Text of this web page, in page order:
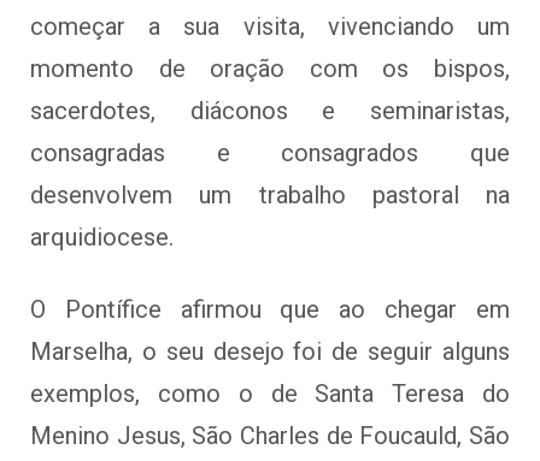
começar a sua visita, vivenciando um
momento de oração com os bispos,
sacerdotes, diáconos e seminaristas,
consagradas e consagrados que
desenvolvem um trabalho pastoral na
arquidiocese.
O Pontífice afirmou que ao chegar em
Marselha, o seu desejo foi de seguir alguns
exemplos, como o de Santa Teresa do
Menino Jesus, São Charles de Foucauld, São